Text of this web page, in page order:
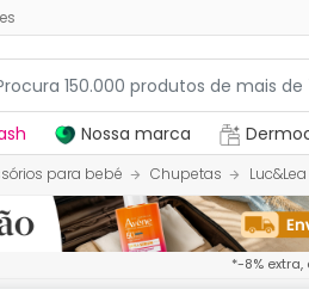
Nossa marca
para bebé Chupetas
*-8%